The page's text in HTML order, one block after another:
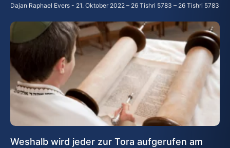
Dajan Raphael Evers 21. Oktober 2022 – 26 Tishri 5783 – 26 Tishri 5783
Weshalb wird jeder zur Tora aufgerufen am